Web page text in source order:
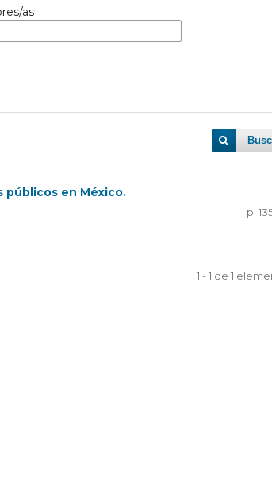
as
públicos en México.
p.
1 - 1 de 1